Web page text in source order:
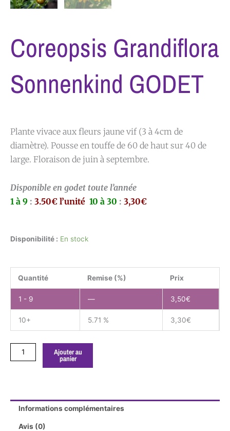
Coreopsis Grandiflora
Sonnenkind GODET
Plante vivace aux fleurs jaune vif (3 à 4cm de
diamètre). Pousse en touffe de 60 de haut sur 40 de
large. Floraison de juin à septembre.
Disponible en godet toute l’année
1 à 9 : 3.50€ l’unité 10 à 30 : 3,30€
Disponibilité : En stock
Quantité Remise (%) Prix
1 - 9 — 3,50€
10+ 5.71 % 3,30€
quantité
sonnenkind
GODET
Ajouter au
panier
Informations complémentaires
Avis (0)